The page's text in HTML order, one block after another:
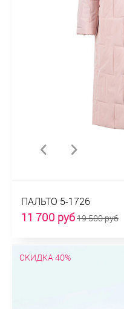
ПАЛЬТО 5-1726
11 700 руб19 500 руб
СКИДКА 40%